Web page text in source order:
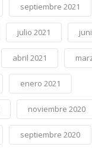
septiembre 2021
julio 2021
abril 2021
enero 2021
noviembre 2020
septiembre 2020